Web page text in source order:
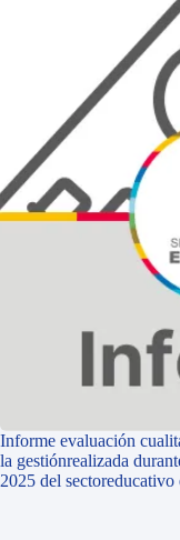
Informe evaluación
la gestiónrealizada
2025 del